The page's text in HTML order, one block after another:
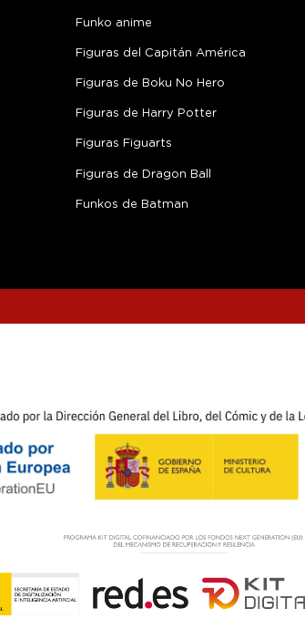
Funko anime
Figuras del Capitán América
Figuras de Boku No Hero
Figuras de Harry Potter
Figuras Figuarts
Figuras de Dragon Ball
Funkos de Batman